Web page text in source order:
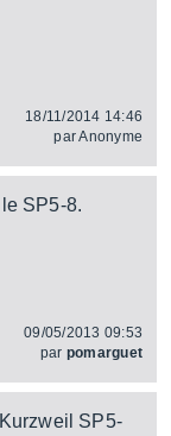
18/11/2014 14:46
parAnonyme
SP5-8.
09/05/2013 09:53
par pomarguet
SP5-